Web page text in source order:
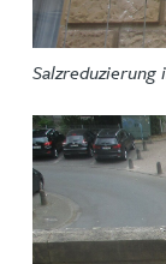
Salzreduzierung